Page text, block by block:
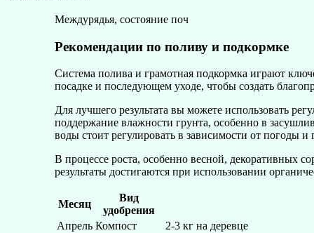
Междурядья, состояние поч
Рекомендации по поливу и подкормке
Система полива и грамотная подкормка играют
посадке и последующем уходе, чтобы создать
Для лучшего результата вы можете использовать
поддержание влажности грунта, особенно в
воды стоит регулировать в зависимости от погоды
В процессе роста, особенно весной, декоративных
результаты достигаются при использовании
Месяц
Вид
удобрения
Апрель Компост
2-3 кг на деревце